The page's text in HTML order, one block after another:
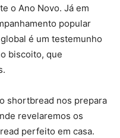
o Ano Novo. Já em
popular
é um testemunho
biscoito, que
shortbread nos prepara
revelaremos os
perfeito em casa.